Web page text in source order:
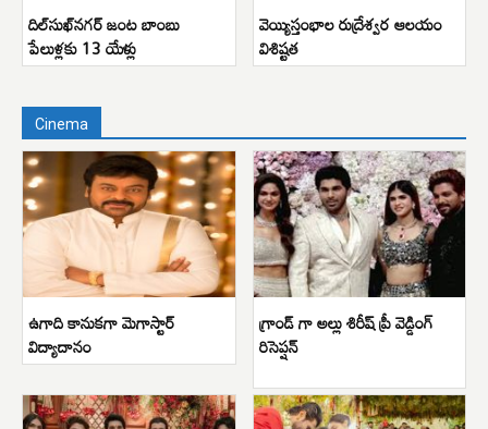
దిల్‌సుఖ్‌నగర్ జంట బాంబు
పేలుళ్లకు 13 యేళ్లు
వెయ్యిస్తంభాల రుద్రేశ్వర ఆలయం
విశిష్టత
Cinema
ఉగాది కానుకగా మెగాస్టార్
విద్యాదానం
గ్రాండ్ గా అల్లు శిరీష్ ప్రీ వెడ్డింగ్
రిసెప్షన్